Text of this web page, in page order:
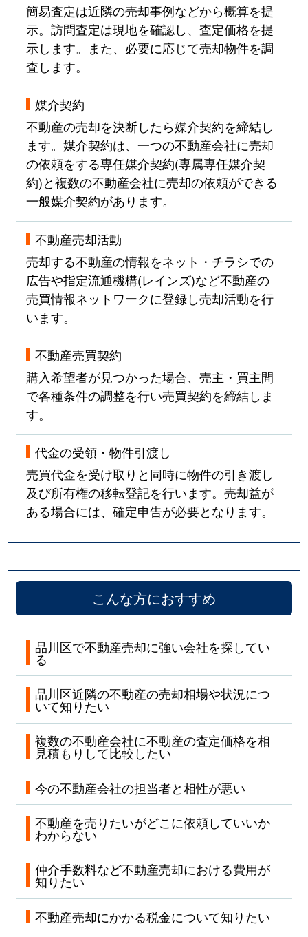
簡易査定は近隣の売却事例などから概算を提
示。訪問査定は現地を確認し、査定価格を提
示します。また、必要に応じて売却物件を調
査します。
媒介契約
不動産の売却を決断したら媒介契約を締結し
ます。媒介契約は、一つの不動産会社に売却
の依頼をする専任媒介契約(専属専任媒介契
約)と複数の不動産会社に売却の依頼ができる
一般媒介契約があります。
不動産売却活動
売却する不動産の情報をネット・チラシでの
広告や指定流通機構(レインズ)など不動産の
売買情報ネットワークに登録し売却活動を行
います。
不動産売買契約
購入希望者が見つかった場合、売主・買主間
で各種条件の調整を行い売買契約を締結しま
す。
代金の受領・物件引渡し
売買代金を受け取りと同時に物件の引き渡し
及び所有権の移転登記を行います。売却益が
ある場合には、確定申告が必要となります。
こんな方におすすめ
品川区で不動産売却に強い会社を探してい
る
品川区近隣の不動産の売却相場や状況につ
いて知りたい
複数の不動産会社に不動産の査定価格を相
見積もりして比較したい
今の不動産会社の担当者と相性が悪い
不動産を売りたいがどこに依頼していいか
わからない
仲介手数料など不動産売却における費用が
知りたい
不動産売却にかかる税金について知りたい